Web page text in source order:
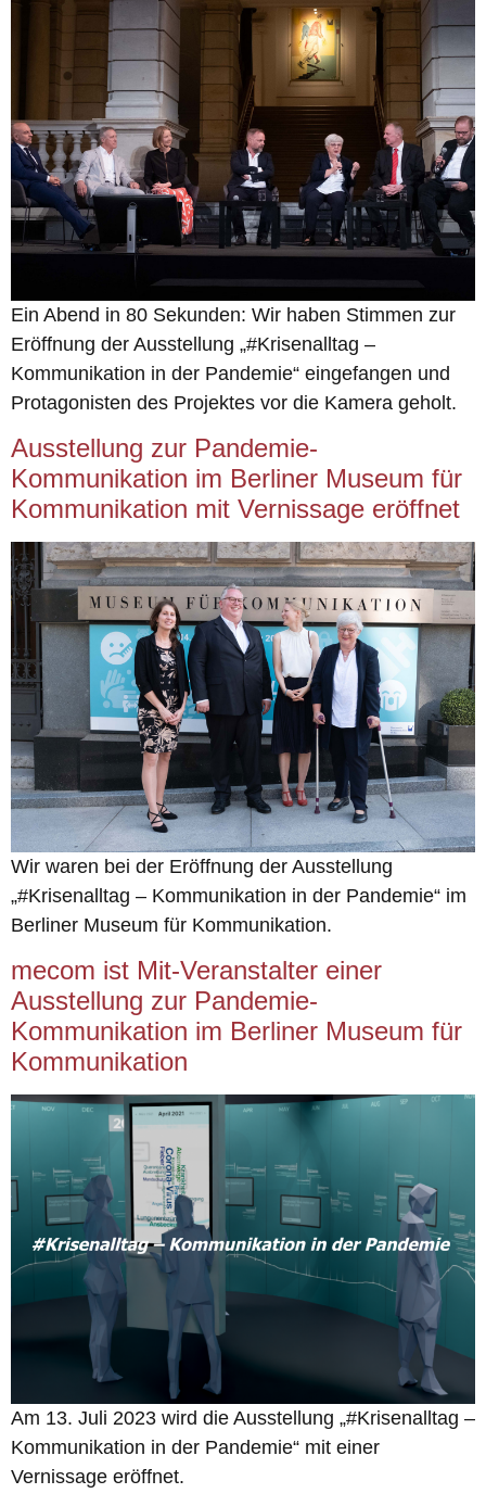
Ein Abend in 80 Sekunden: Wir haben Stimmen zur
Eröffnung der Ausstellung „#Krisenalltag –
Kommunikation in der Pandemie“ eingefangen und
Protagonisten des Projektes vor die Kamera geholt.
Ausstellung zur Pandemie-
Kommunikation im Berliner Museum für
Kommunikation mit Vernissage eröffnet
Wir waren bei der Eröffnung der Ausstellung
„#Krisenalltag – Kommunikation in der Pandemie“ im
Berliner Museum für Kommunikation.
mecom ist Mit-Veranstalter einer
Ausstellung zur Pandemie-
Kommunikation im Berliner Museum für
Kommunikation
Am 13. Juli 2023 wird die Ausstellung „#Krisenalltag –
Kommunikation in der Pandemie“ mit einer
Vernissage eröffnet.